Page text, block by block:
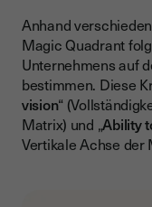
Anhand
Magic Quadrant
Unternehmens auf
bestimmen. Diese
vision“
Matrix) und „Ability
Vertikale Achse der